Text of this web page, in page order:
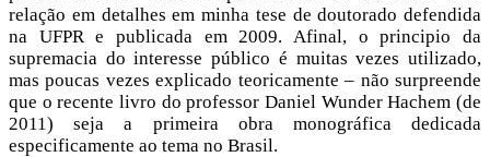
relação em detalhes em minha tese de doutorado defendida
na UFPR e publicada em 2009. Afinal, o principio da
supremacia do interesse público é muitas vezes utilizado,
mas poucas vezes explicado teoricamente – não surpreende
que o recente livro do professor Daniel Wunder Hachem (de
2011) seja a primeira obra monográfica dedicada
especificamente ao tema no Brasil.